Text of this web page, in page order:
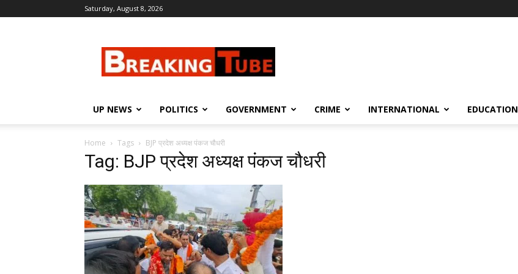
Saturday, August 8, 2026
UP NEWS POLITICS GOVERNMENT CRIME INTERNATIONAL EDUCATION
Home Tags BJP प्रदेश अध्यक्ष पंकज चौधरी
Tag: BJP प्रदेश अध्यक्ष पंकज चौधरी